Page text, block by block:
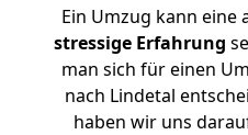
Ein Umzug kann eine
stressige Erfahrung
man sich für einen
nach Lindetal
haben wir uns